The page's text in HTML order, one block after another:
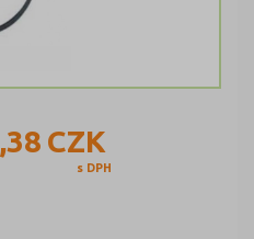
,38 CZK
s DPH